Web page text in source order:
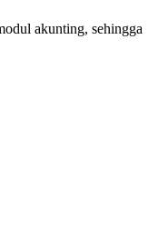
akunting, sehingga